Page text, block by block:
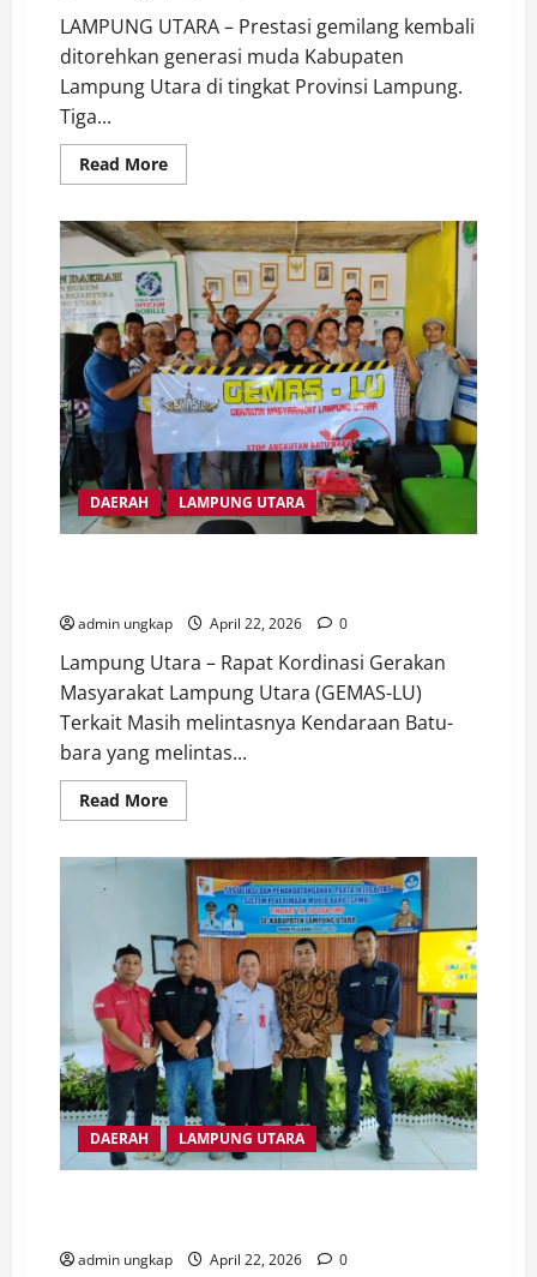
LAMPUNG UTARA – Prestasi gemilang kembali
ditorehkan generasi muda Kabupaten
Lampung Utara di tingkat Provinsi Lampung.
Tiga...
Read MoreRead
more
Membanggakan,
3
Pelajar
Lampung
Utara
Lolos
Paskibraka
Provinsi,
1
Wakili
ke
Seleksi
Nasional
DAERAH LAMPUNG UTARA
admin ungkap April 22, 2026 0
Lampung Utara – Rapat Kordinasi Gerakan
Masyarakat Lampung Utara (GEMAS-LU)
Terkait Masih melintasnya Kendaraan Batu-
bara yang melintas...
Read MoreRead
more
Jilid
Disiapkan,
GEMAS-
LU
Ajak
Semua
Elemen
Tolak
Angkutan
Batu
Bara
DAERAH LAMPUNG UTARA
admin ungkap April 22, 2026 0